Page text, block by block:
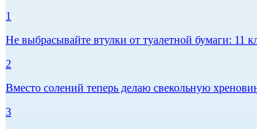
1
Не выбрасывайте втулки от туалетной бумаги: 11
2
Вместо солений теперь делаю свекольную
3